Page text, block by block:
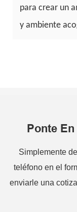
para crear un
y ambiente
Ponte
Simplemente
teléfono en el
enviarle una